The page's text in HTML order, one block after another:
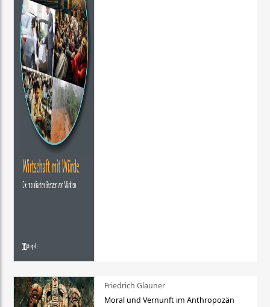
Friedrich Glauner
Moral und Vernunft im Anthropozän